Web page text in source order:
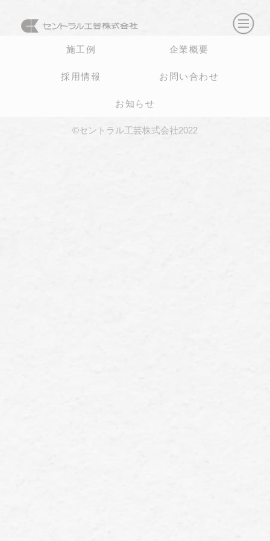
施工例 企業概要
採用情報 お問い合わせ
お知らせ
©セントラル工芸株式会社2022